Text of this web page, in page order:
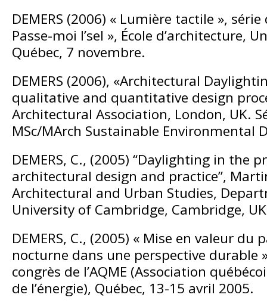
DEMERS (2006) « Lumière tactile »,
Passe-moi l’sel », École d’architecture,
Québec, 7 novembre.
DEMERS (2006), «Architectural
qualitative and quantitative design
Architectural Association, London, UK.
MSc/MArch Sustainable Environmental
DEMERS, C., (2005) “Daylighting in the
architectural design and practice”,
Architectural and Urban Studies,
University of Cambridge, Cambridge,
DEMERS, C., (2005) « Mise en valeur du
nocturne dans une perspective durable
congrès de l’AQME (Association
de l’énergie), Québec, 13-15 avril 2005.